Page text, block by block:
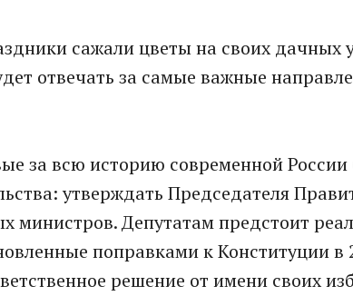
сажали цветы на своих дачных
отвечать за самые важные
за всю историю современной России
утверждать Председателя
министров. Депутатам предстоит
поправками к Конституции в
решение от имени своих